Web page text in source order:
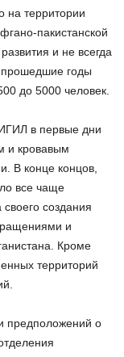
на территории
пакистанской
и не всегда
прошедшие годы
до 5000 человек.
в первые дни
и кровавым
В конце концов,
все чаще
создания
и
Кроме
территорий
предположений о